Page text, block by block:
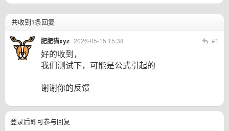
共收到1条回复
肥肥猫xyz 2026-05-15 15:38 #1
好的收到，
我们测试下，可能是公式引起的
谢谢你的反馈
登录后即可参与回复